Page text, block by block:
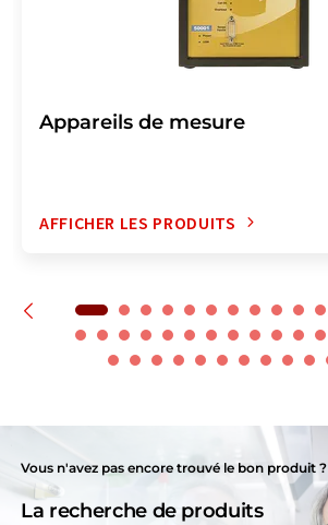
Appareils de mesure
AFFICHER LES PRODUITS
Vous n'avez pas encore trouvé le bon produit ?
La recherche de produits